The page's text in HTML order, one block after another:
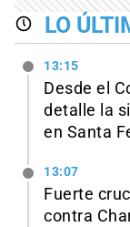
LO
13:15
Desde el
detalle la
en Santa
13:07
Fuerte
contra